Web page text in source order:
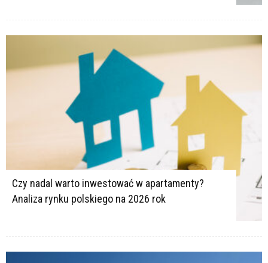
Czy nadal warto inwestować w apartamenty?
Analiza rynku polskiego na 2026 rok